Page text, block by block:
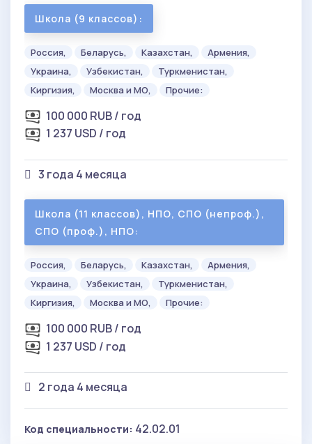
Школа (9 классов):
Россия, Беларусь, Казахстан,
Армения,
Украина,
Узбекистан,
Туркменистан,
Киргизия,
Москва и МО, Прочие:
100 000 RUB / год
1 237 USD / год
3 года 4 месяца
Школа (11 классов), НПО, СПО (непроф.),
СПО (проф.), НПО:
Россия, Беларусь, Казахстан,
Армения,
Украина,
Узбекистан,
Туркменистан,
Киргизия,
Москва и МО, Прочие:
100 000 RUB / год
1 237 USD / год
2 года 4 месяца
Код специальности: 42.02.01